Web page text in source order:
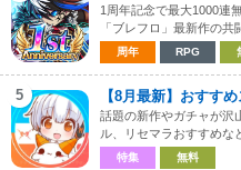
1周年記念で最大1000連
「ブレフロ」最新作の共
周年 RPG
5 【8月最新】おすす
話題の新作やガチャが沢
ル、リセマラおすすめな
特集 無料